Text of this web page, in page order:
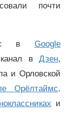
почти
в Google
вДзен,
и Орловской
Орёлтаймс.
и